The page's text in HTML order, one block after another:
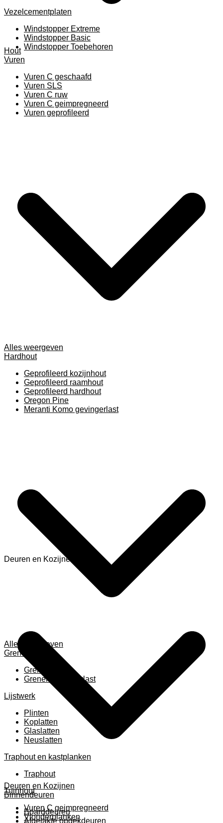
Vezelcementplaten
Windstopper Extreme
Windstopper Basic
Windstopper Toebehoren
Hout
Vuren
Vuren C geschaafd
Vuren SLS
Vuren C ruw
Vuren C geimpregneerd
Vuren geprofileerd
Alles weergeven
Hardhout
Geprofileerd kozijnhout
Geprofileerd raamhout
Geprofileerd hardhout
Oregon Pine
Meranti Komo gevingerlast
Alles weergeven
Grenen
Grenen B ruw
Grenen gevingerlast
Lijstwerk
Plinten
Koplatten
Glaslatten
Neuslatten
Traphout en kastplanken
Traphout
Tuinhout
Vuren C geimpregneerd
Vlonderplanken
Deuren en Kozijnen
Deuren en Kozijnen
Binnendeuren
Boarddeuren
Afgelakte opdekdeuren